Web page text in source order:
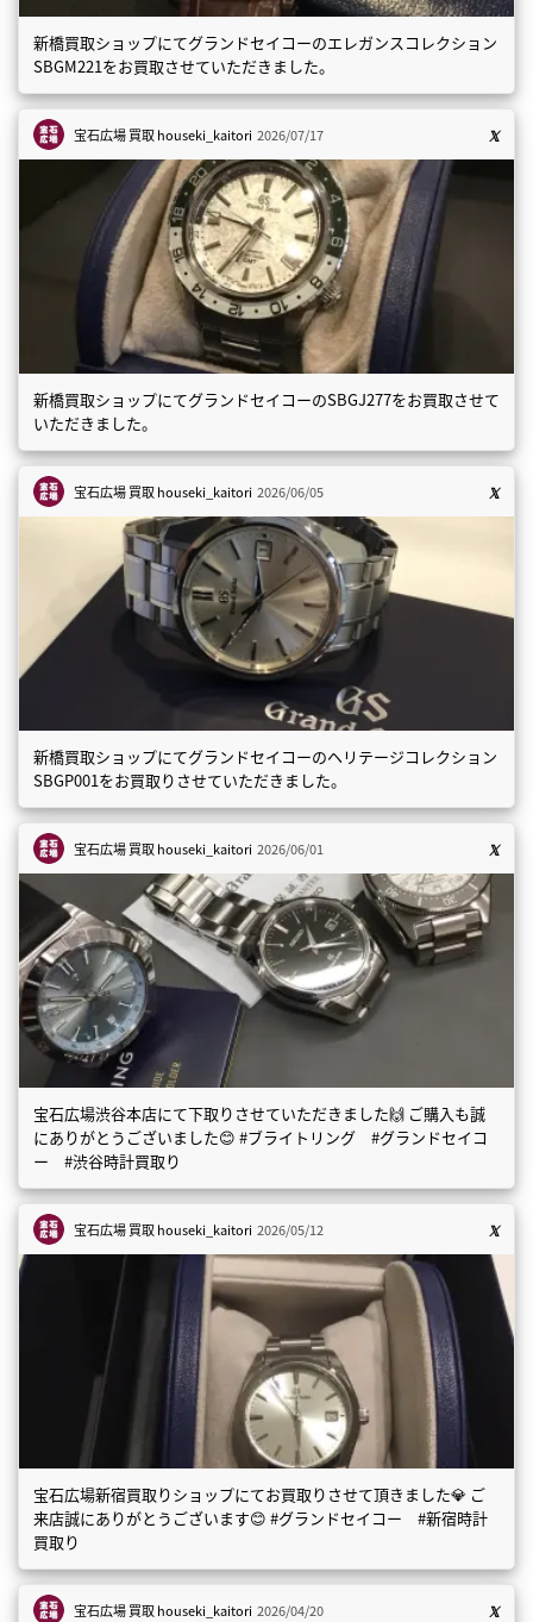
新橋買取ショップにてグランドセイコーのエレガンスコレクション
SBGM221をお買取させていただきました。
宝石広場 買取houseki_kaitori 2026/07/17
新橋買取ショップにてグランドセイコーのSBGJ277をお買取させて
いただきました。
宝石広場 買取houseki_kaitori 2026/06/05
新橋買取ショップにてグランドセイコーのヘリテージコレクション
SBGP001をお買取りさせていただきました。
宝石広場 買取houseki_kaitori 2026/06/01
宝石広場渋谷本店にて下取りさせていただきました🙌 ご購入も誠
にありがとうございました😊 #ブライトリング #グランドセイコ
ー #渋谷時計買取り
宝石広場 買取houseki_kaitori 2026/05/12
宝石広場新宿買取りショップにてお買取りさせて頂きました💎 ご
来店誠にありがとうございます😊 #グランドセイコー #新宿時計
買取り
宝石広場 買取houseki_kaitori 2026/04/20